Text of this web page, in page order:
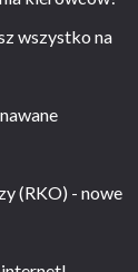
wszystko na
(RKO) - nowe